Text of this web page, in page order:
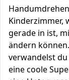
Kinderzimmer,
gerade in ist,
ändern
verwandelst
eine coole